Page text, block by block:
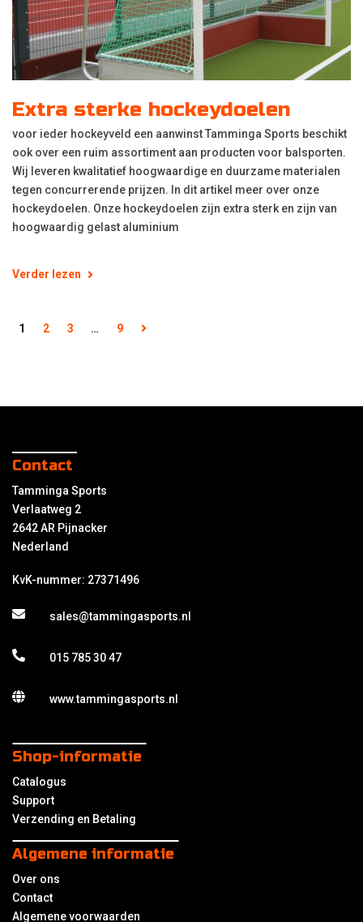
Extra sterke hockeydoelen
voor ieder hockeyveld een aanwinst Tamminga Sports beschikt
ook over een ruim assortiment aan producten voor balsporten.
Wij leveren kwalitatief hoogwaardige en duurzame materialen
tegen concurrerende prijzen. In dit artikel meer over onze
hockeydoelen. Onze hockeydoelen zijn extra sterk en zijn van
hoogwaardig gelast aluminium
Verder lezen
1 2 3 … 9
Contact
Tamminga Sports
Verlaatweg 2
2642 AR Pijnacker
Nederland
KvK-nummer: 27371496
sales@tammingasports.nl
015 785 30 47
www.tammingasports.nl
Shop-informatie
Catalogus
Support
Verzending en Betaling
Algemene informatie
Over ons
Contact
Algemene voorwaarden